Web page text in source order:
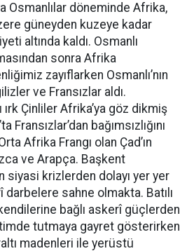
Osmanlılar döneminde Afrika,
güneyden kuzeye kadar
altında kaldı. Osmanlı
sonra Afrika
zayıflarken Osmanlı’nın
ve Fransızlar aldı.
Çinliler Afrika’ya göz dikmiş
Fransızlar’dan bağımsızlığını
Afrika Frangı olan Çad’ın
ve Arapça. Başkent
siyasi krizlerden dolayı yer yer
sahne olmakta. Batılı
bağlı askerî güçlerden
tutmaya gayret gösterirken
madenleri ile yerüstü